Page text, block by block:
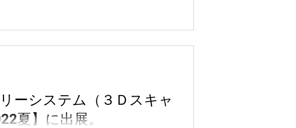
ーシステム（３Ｄスキャ
夏】に出展。